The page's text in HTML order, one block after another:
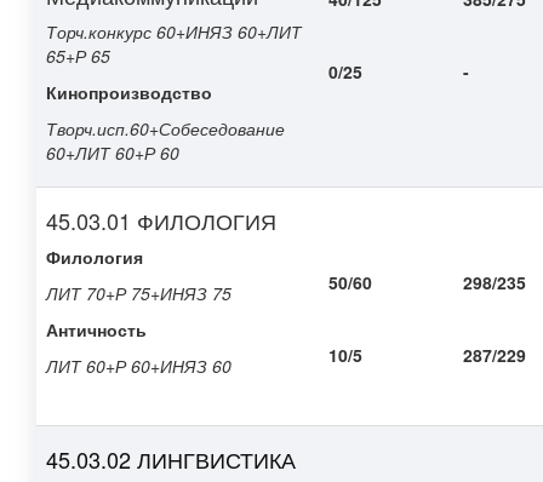
Торч.конкурс 60+ИНЯЗ 60+ЛИТ
65+Р 65
Кинопроизводство
Творч.исп.60+Собеседование
60+ЛИТ 60+Р 60
0/25 -
45.03.01 ФИЛОЛОГИЯ
Филология
ЛИТ 70+Р 75+ИНЯЗ 75
Античность
ЛИТ 60+Р 60+ИНЯЗ 60
50/60
10/5
298/235
287/229
45.03.02 ЛИНГВИСТИКА